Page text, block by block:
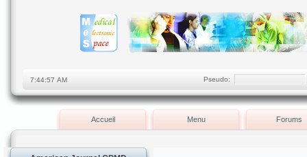
Pseudo:
Accueil Menu Forums